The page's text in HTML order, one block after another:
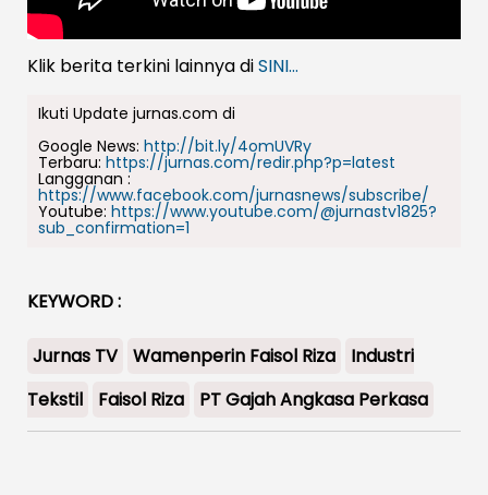
Klik berita terkini lainnya diSINI...
Ikuti Update jurnas.com di
Google News: http://bit.ly/4omUVRy
Terbaru: https://jurnas.com/redir.php?p=latest
Langganan :
https://www.facebook.com/jurnasnews/subscribe/
Youtube: https://www.youtube.com/@jurnastv1825?
sub_confirmation=1
KEYWORD :
Jurnas TV Wamenperin Faisol Riza
Industri
Tekstil
Faisol Riza PT Gajah Angkasa Perkasa